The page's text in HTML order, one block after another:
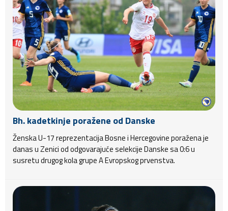
Bh. kadetkinje poražene od Danske
Ženska U-17 reprezentacija Bosne i Hercegovine poražena je
danas u Zenici od odgovarajuće selekcije Danske sa 0:6 u
susretu drugog kola grupe A Evropskog prvenstva.